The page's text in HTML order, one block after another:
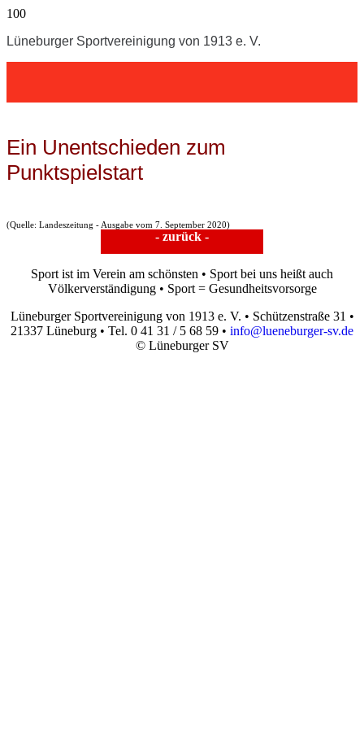
Lüneburger Sportvereinigung von 1913 e. V.
Ein Unentschieden zum
Punktspielstart
(Quelle: Landeszeitung - Ausgabe vom 7. September 2020)
- zurück -
Sport ist im Verein am schönsten • Sport bei uns heißt auch
Völkerverständigung • Sport = Gesundheitsvorsorge
Lüneburger Sportvereinigung von 1913 e. V. • Schützenstraße 31 •
21337 Lüneburg • Tel. 0 41 31 / 5 68 59 • info@lueneburger-sv.de
© Lüneburger SV